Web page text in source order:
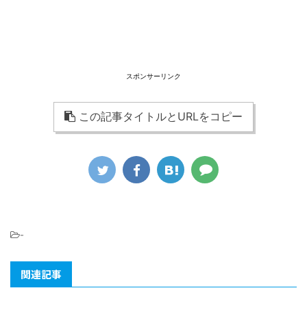
スポンサーリンク
この記事タイトルとURLをコピー
-
関連記事